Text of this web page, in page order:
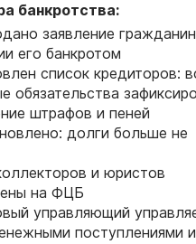
банкротства:
заявление
его банкротом
список кредиторов:
обязательства
штрафов и пеней
долги больше не
и юристов
на ФЦБ
управляющий
поступлениями и